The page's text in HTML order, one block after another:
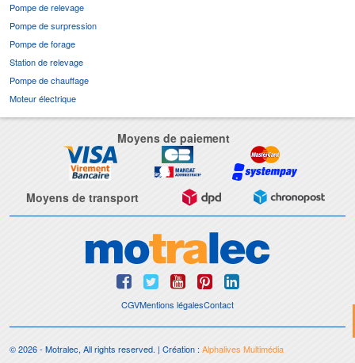
Pompe de relevage
Pompe de surpression
Pompe de forage
Station de relevage
Pompe de chauffage
Moteur électrique
Moyens de paiement
Moyens de transport
CGVMentions légalesContact
© 2026 - Motralec, All rights reserved. | Création : Alphalives Multimédia